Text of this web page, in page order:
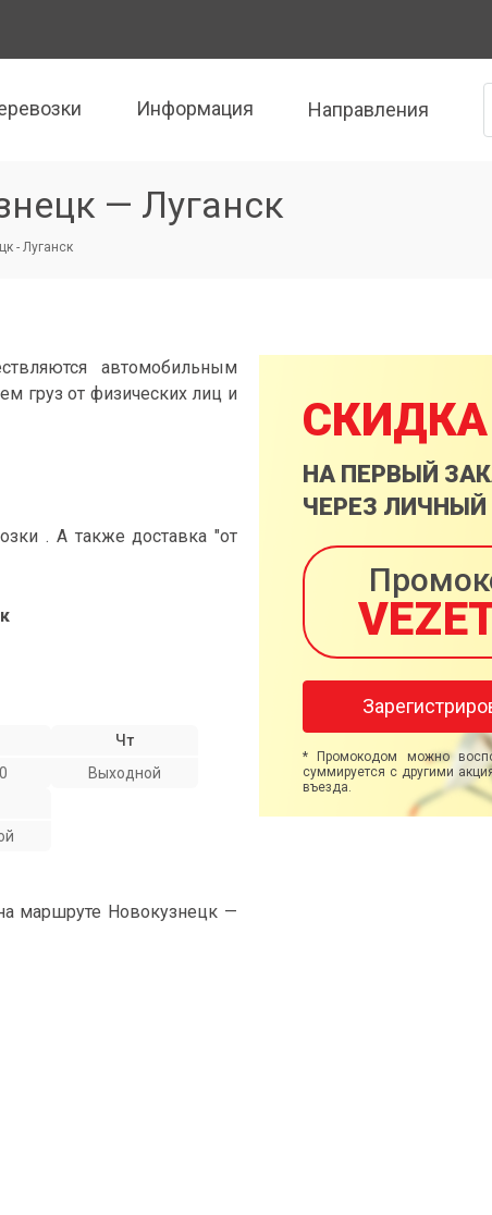
Информация Направления
— Луганск
- Луганск
автомобильным
груз от физических лиц и
. А также доставка "от
Чт
Выходной
маршруте Новокузнецк —
СКИДКА
НА ПЕРВЫЙ
ЧЕРЕЗ ЛИЧНЫЙ
* Промокодом можно
суммируется с другими
въезда.